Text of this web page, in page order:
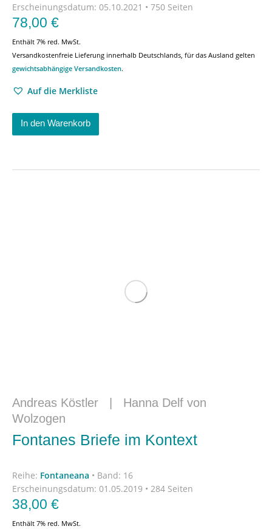
Erscheinungsdatum: 05.10.2021 • 750 Seiten
78,00 €
Enthält 7% red. MwSt.
Versandkostenfreie Lieferung innerhalb Deutschlands, für das Ausland gelten
gewichtsabhängige Versandkosten.
Auf die Merkliste
In den Warenkorb
Andreas Köstler | Hanna Delf von
Wolzogen
Fontanes Briefe im Kontext
Reihe: Fontaneana • Band: 16
Erscheinungsdatum: 01.05.2019 • 284 Seiten
38,00 €
Enthält 7% red. MwSt.